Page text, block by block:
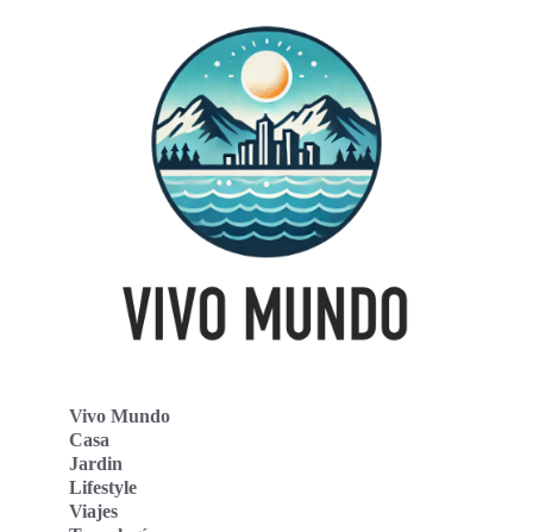
Vivo Mundo
Casa
Jardin
Lifestyle
Viajes